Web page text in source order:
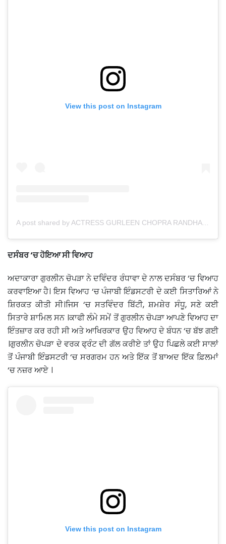
View this post on Instagram
A post shared by ACTRESS GURLEEN CHOPRA RANDHAWA (@igurleenchopra)
ਦਸੰਬਰ ‘ਚ ਹੋਇਆ ਸੀ ਵਿਆਹ
ਅਦਾਕਾਰਾ ਗੁਰਲੀਨ ਚੋਪੜਾ ਨੇ ਦਵਿੰਦਰ ਰੰਧਾਵਾ ਦੇ ਨਾਲ ਦਸੰਬਰ ‘ਚ ਵਿਆਹ
ਕਰਵਾਇਆ ਹੈ। ਇਸ ਵਿਆਹ ‘ਚ ਪੰਜਾਬੀ ਇੰਡਸਟਰੀ ਦੇ ਕਈ ਸਿਤਾਰਿਆਂ ਨੇ
ਸ਼ਿਰਕਤ ਕੀਤੀ ਸੀ।ਜਿਸ ‘ਚ ਸਤਵਿੰਦਰ ਬਿੱਟੀ, ਸ਼ਮਸ਼ੇਰ ਸੰਧੂ, ਸਣੇ ਕਈ
ਸਿਤਾਰੇ ਸ਼ਾਮਿਲ ਸਨ ।ਕਾਫੀ ਲੰਮੇ ਸਮੇਂ ਤੋਂ ਗੁਰਲੀਨ ਚੋਪੜਾ ਆਪਣੇ ਵਿਆਹ ਦਾ
ਇੰਤਜ਼ਾਰ ਕਰ ਰਹੀ ਸੀ ਅਤੇ ਆਖਿਰਕਾਰ ਉਹ ਵਿਆਹ ਦੇ ਬੰਧਨ ‘ਚ ਬੱਝ ਗਈ
।ਗੁਰਲੀਨ ਚੋਪੜਾ ਦੇ ਵਰਕ ਫ੍ਰੰਟ ਦੀ ਗੱਲ ਕਰੀਏ ਤਾਂ ਉਹ ਪਿਛਲੇ ਕਈ ਸਾਲਾਂ
ਤੋਂ ਪੰਜਾਬੀ ਇੰਡਸਟਰੀ ‘ਚ ਸਰਗਰਮ ਹਨ ਅਤੇ ਇੱਕ ਤੋਂ ਬਾਅਦ ਇੱਕ ਫ਼ਿਲਮਾਂ
‘ਚ ਨਜ਼ਰ ਆਏ ।
View this post on Instagram